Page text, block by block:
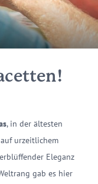
, in der ältesten
urzeitlichem
Eleganz
gab es hier